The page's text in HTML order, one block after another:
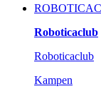
Roboticaclub
Roboticaclub
Kampen